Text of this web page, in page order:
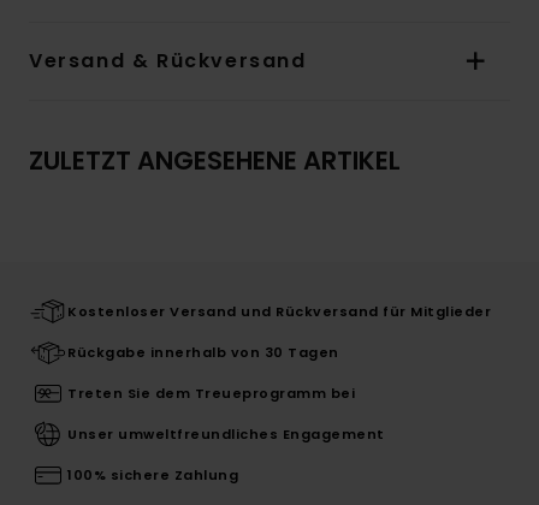
Versand & Rückversand
ZULETZT ANGESEHENE ARTIKEL
Kostenloser Versand und Rückversand für Mitglieder
Rückgabe innerhalb von 30 Tagen
Treten Sie dem Treueprogramm bei
Unser umweltfreundliches Engagement
100% sichere Zahlung